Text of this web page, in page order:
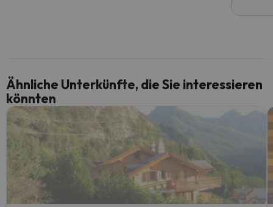
Ähnliche Unterkünfte, die Sie interessieren
könnten